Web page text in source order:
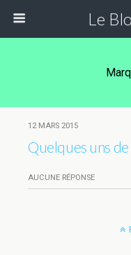
Le
12 MARS 2015
Quelques uns
AUCUNE RÉPONSE